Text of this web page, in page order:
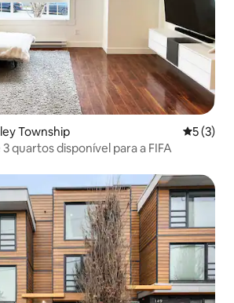
Township 5 de
5 (3)
quartos disponível para a FIFA